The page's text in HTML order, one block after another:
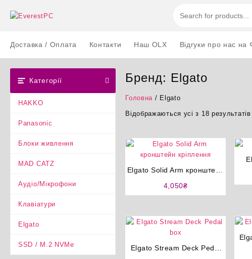
Доставка / Оплата Контакти Наш OLX Відгуки про нас на
Категорії
HAKKO
Panasonic
Блоки живлення
MAD CATZ
Аудіо/Мікрофони
Клавіатури
Elgato
SSD / M.2 NVMe
Бренд: Elgato
Головна / Elgato
Відображаються усі з 18 результатів
Elgato Solid Arm кронштейн
4,050₴
Elgato Stream Deck Pedal